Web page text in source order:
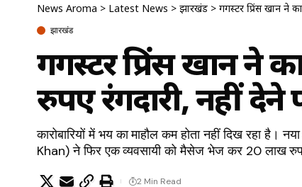
News Aroma > Latest News > झारखंड > गैंगस्टर प्रिंस खान ने
झारखंड
गैंगस्टर प्रिंस खान ने
रुपए रंगदारी, नहीं
कारोबारियों में भय का माहौल कम होता नहीं दिख रहा
Khan) ने फिर एक व्यवसायी को मैसेज भेज कर 20 लाख
2 Min Read